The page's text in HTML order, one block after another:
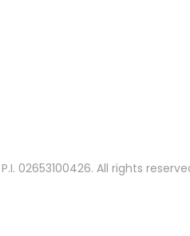
P.I. 02653100426. All rights